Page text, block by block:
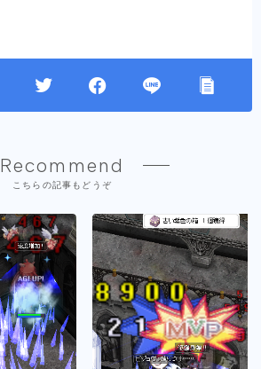
Recommend
こちらの記事もどうぞ